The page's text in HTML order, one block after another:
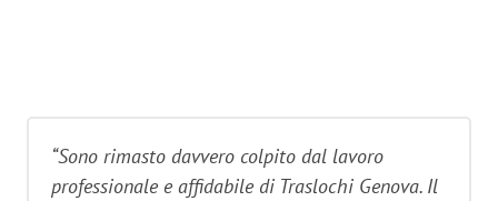
“Sono rimasto davvero colpito dal lavoro
professionale e affidabile di Traslochi Genova. Il